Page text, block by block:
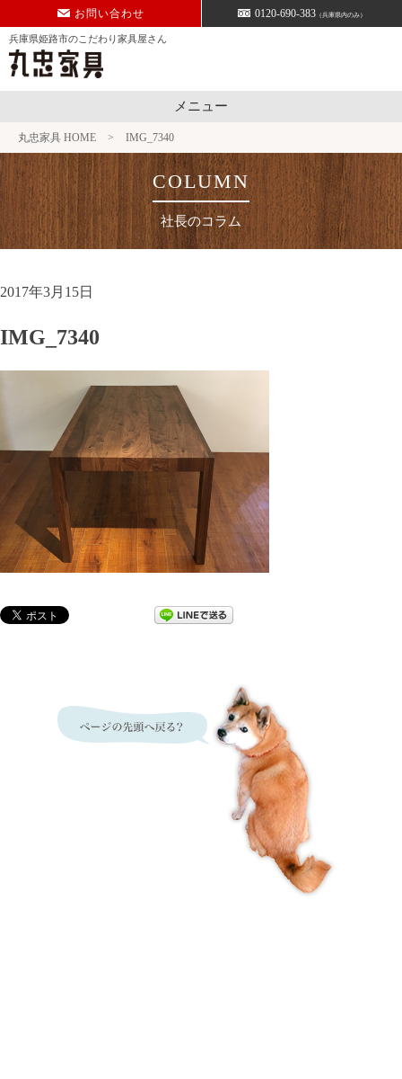
to
content
兵庫県姫路市のこだわり家具屋さん
メニュー
お問い合わせ 0120-690-383 （兵庫県内のみ）
丸忠家具 HOME > IMG_7340
社長のコラム
2017年3月15日
IMG_7340